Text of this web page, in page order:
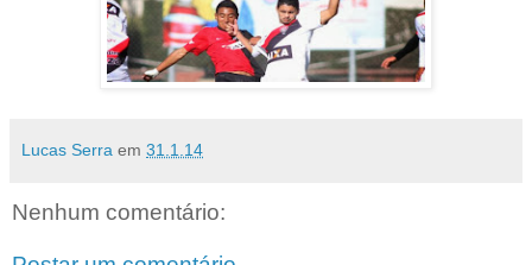
Lucas Serra em 31.1.14
Nenhum comentário: